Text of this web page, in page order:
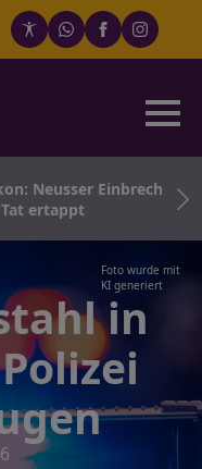
Neusser Einbrecher
ertappt
Foto wurde mit
KI generiert
in